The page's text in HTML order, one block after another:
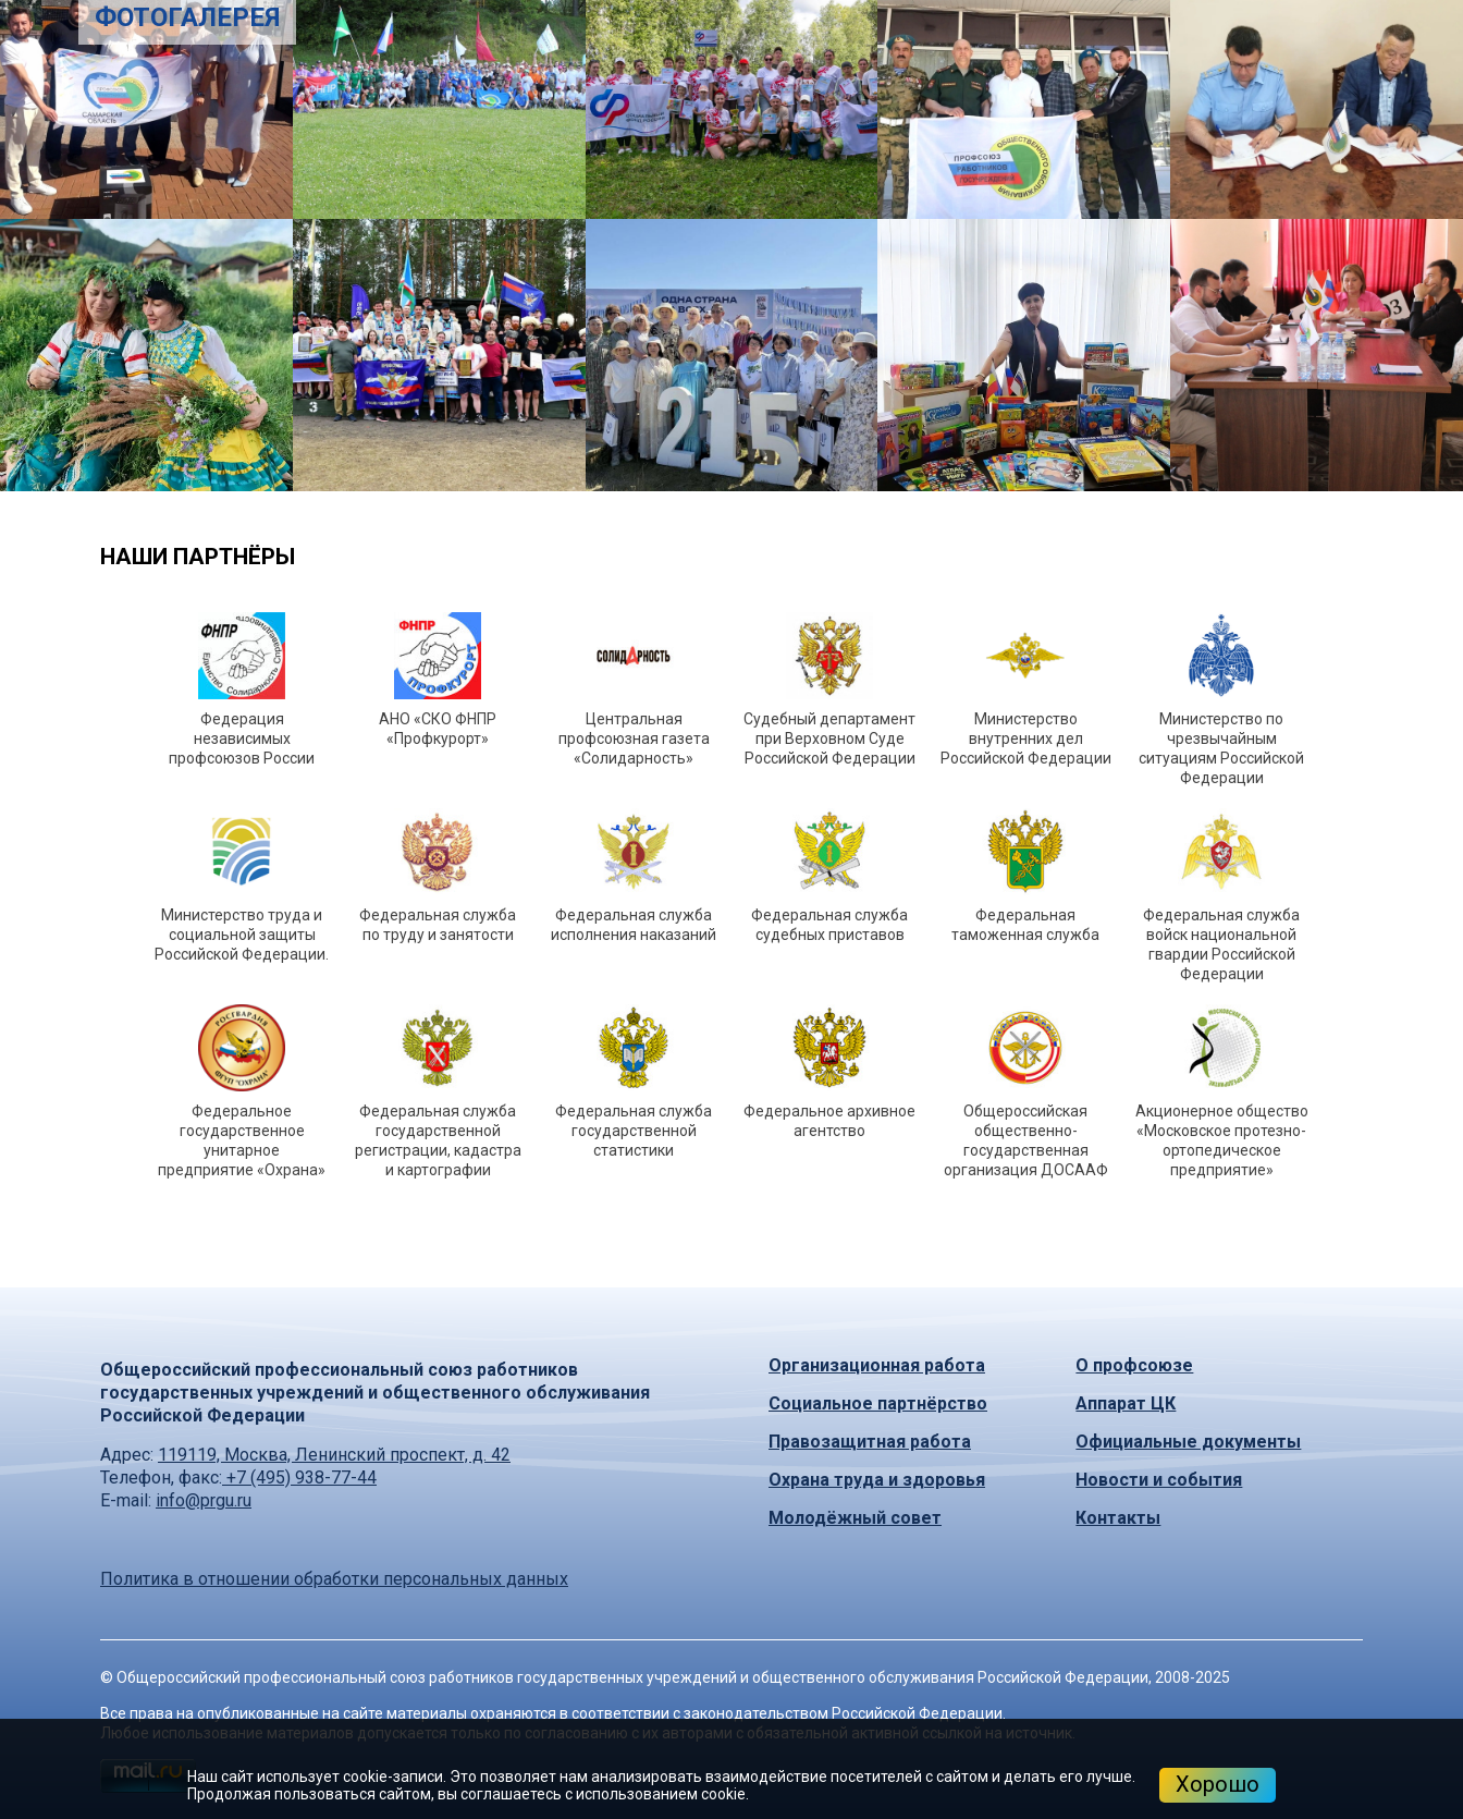
ФОТОГАЛЕРЕЯ
НАШИ ПАРТНЁРЫ
Федерация
независимых
профсоюзов России
АНО «СКО ФНПР
«Профкурорт»
Центральная
профсоюзная газета
«Солидарность»
Судебный департамент
при Верховном Суде
Российской Федерации
Министерство
внутренних дел
Российской Федерации
Министерство по
чрезвычайным
ситуациям Российской
Федерации
Министерство труда и
социальной защиты
Российской Федерации.
Федеральная служба
по труду и занятости
Федеральная служба
исполнения наказаний
Федеральная служба
судебных приставов
Федеральная
таможенная служба
Федеральная служба
войск национальной
гвардии Российской
Федерации
Федеральное
государственное
унитарное
предприятие «Охрана»
Федеральная служба
государственной
регистрации, кадастра
и картографии
Федеральная служба
государственной
статистики
Федеральное архивное
агентство
Общероссийская
общественно-
государственная
организация ДОСААФ
Акционерное общество
«Московское протезно-
ортопедическое
предприятие»
Общероссийский профессиональный союз работников
государственных учреждений и общественного обслуживания
Российской Федерации
Адрес: 119119, Москва, Ленинский проспект, д. 42
Телефон, факс: +7 (495) 938-77-44
E-mail: info@prgu.ru
Политика в отношении обработки персональных данных
Организационная работа
Социальное партнёрство
Правозащитная работа
Охрана труда и здоровья
Молодёжный совет
О профсоюзе
Аппарат ЦК
Официальные документы
Новости и события
Контакты
© Общероссийский профессиональный союз работников государственных учреждений и общественного обслуживания Российской Федерации, 2008-2025
Все права на опубликованные на сайте материалы охраняются в соответствии с законодательством Российской Федерации.
Любое использование материалов допускается только по согласованию с их авторами с обязательной активной ссылкой на источник.
Наш сайт использует cookie-записи. Это позволяет нам анализировать взаимодействие посетителей с сайтом и делать его лучше.
Продолжая пользоваться сайтом, вы соглашаетесь с использованием cookie.
Хорошо